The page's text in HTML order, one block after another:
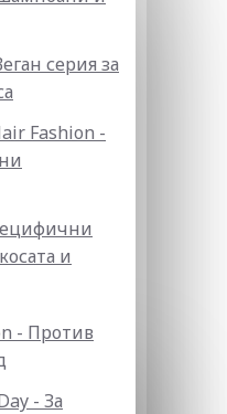
серия за
Fashion -
и
- Против
- За